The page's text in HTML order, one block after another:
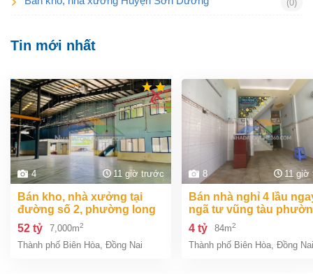
(0)
Tin mới nhất
4 11 giờ trước
bán kho, nhà xưởng tại
đường số 2, phường long
bình, thành phố biên hòa,
đồng nai giá 52 tỷ
52 tỷ 7,000m2
Thành phố Biên Hòa, Đồng Nai
8 11
bán nhà nghỉ 4 lầu ngay
ngã tư vũng tàu
an bình biên hòa đồng
giá chỉ 4 tỷ
4 tỷ 84m2
Thành phố Biên Hòa, Đồng Nai